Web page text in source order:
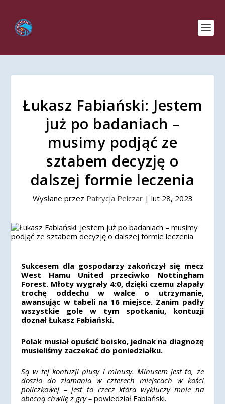
Łukasz Fabiański: Jestem
już po badaniach –
musimy podjąć ze
sztabem decyzję o
dalszej formie leczenia
Wysłane przez Patrycja Pelczar| lut 28, 2023
Sukcesem dla gospodarzy zakończył się mecz
West Hamu United przeciwko Nottingham
Forest. Młoty wygrały 4:0, dzięki czemu złapały
trochę oddechu w walce o utrzymanie,
awansując w tabeli na 16 miejsce. Zanim padły
wszystkie gole w tym spotkaniu, kontuzji
doznał Łukasz Fabiański.
Polak musiał opuścić boisko, jednak na diagnozę
musieliśmy zaczekać do poniedziałku.
Są w tej kontuzji plusy i minusy. Minusem jest to, że
doszło do złamania w czterech miejscach w kości
policzkowej – jest to rzecz która wykluczy mnie na
obecną chwilę z gry –powiedział Fabiański.